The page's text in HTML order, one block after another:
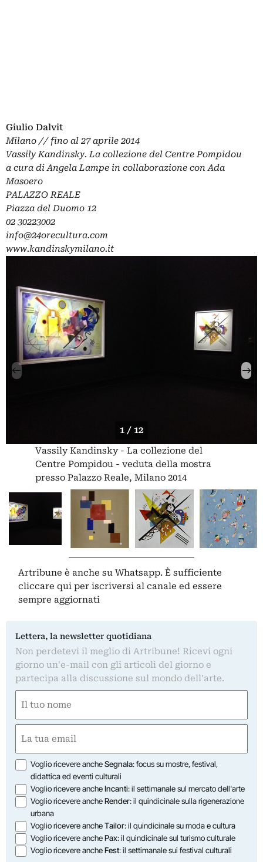
Giulio Dalvit
Milano // fino al 27 aprile 2014
Vassily Kandinsky. La collezione del Centre Pompidou
a cura di Angela Lampe in collaborazione con Ada
Masoero
PALAZZO REALE
Piazza del Duomo 12
02 30223002
info@24orecultura.com
www.kandinskymilano.it
1 / 12
Vassily Kandinsky - La collezione del
Centre Pompidou - veduta della mostra
presso Palazzo Reale, Milano 2014
Artribune è anche su Whatsapp. È sufficiente
cliccare qui per iscriversi al canale ed essere
sempre aggiornati
Lettera, la newsletter quotidiana
Non perdetevi il meglio di Artribune! Ricevi ogni
giorno un'e-mail con gli articoli del giorno e
partecipa alla discussione sul mondo dell'arte.
(Required)
(Required)
Opzioni
Voglio ricevere ancheSegnala: focus su mostre, festival,
didattica ed eventi culturali
Voglio ricevere ancheIncanti: il settimanale sul mercato dell'arte
Voglio ricevere ancheRender: il quindicinale sulla rigenerazione
urbana
Voglio ricevere ancheTailor: il quindicinale su moda e cultura
Voglio ricevere anchePax: il quindicinale sul turismo culturale
Voglio ricevere ancheFest: il settimanale sui festival culturali